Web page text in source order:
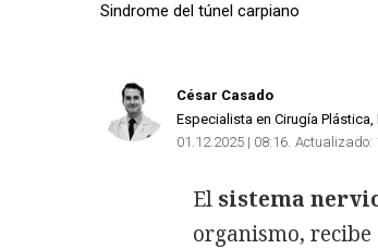
Sindrome del túnel carpiano
César Casado
Especialista en Cirugía
01.12.2025 | 08:16 Actualizado:
El sistema
organismo, recibe